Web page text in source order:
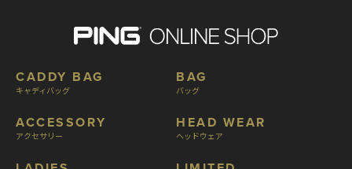
CADDY BAG
キャディバッグ
ACCESSORY
アクセサリー
BAG
バッグ
HEAD WEAR
ヘッドウェア